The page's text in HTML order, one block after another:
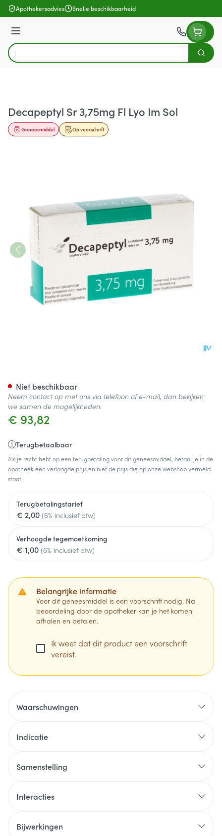
Ga naar de inhoud
Apothekersadvies Snelle beschikbaarheid
Menu
Product, merk, categorie...
Zoek
Decapeptyl Sr 3,75mg Fl Lyo Im Sol
Op voorschrift
Geneesmiddel
€ 93,82
Terugbetaalbaar
Als je recht hebt op een terugbetaling voor dit geneesmiddel, betaal je in de
apotheek een verlaagde prijs en niet de prijs die op onze webshop vermeld
staat.
Terugbetalingstarief
€ 2,00 (6% inclusief btw)
Verhoogde tegemoetkoming
€ 1,00 (6% inclusief btw)
Belangrijke informatie
Voor dit geneesmiddel is een voorschrift nodig. Na
beoordeling door de apotheker kan je het komen
afhalen en betalen.
Ik weet dat dit product een voorschrift
vereist.
Niet beschikbaar
Neem contact op met ons via telefoon of e-mail, dan bekijken
we samen de mogelijkheden.
Waarschuwingen
Indicatie
Samenstelling
Interacties
Bijwerkingen